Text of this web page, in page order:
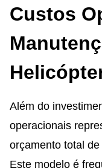
Custos
Além do
operacionais
orçamento total
Este modelo é